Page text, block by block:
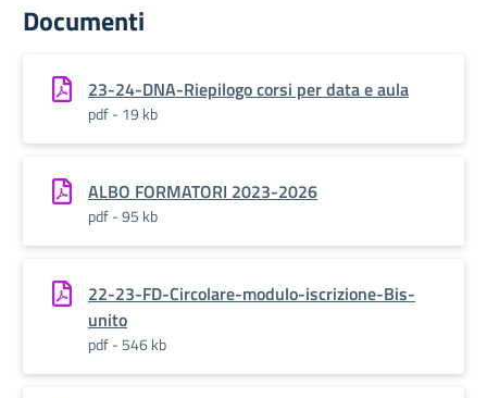
Documenti
23-24-DNA-Riepilogo corsi per data e aula
pdf - 19 kb
ALBO FORMATORI 2023-2026
pdf - 95 kb
22-23-FD-Circolare-modulo-iscrizione-Bis-
unito
pdf - 546 kb